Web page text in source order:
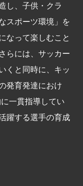
し、子供・クラ
スポーツ環境」を
なって楽しむこと
らには、サッカー
くと同時に、キッ
発育発達におけ
一貫指導してい
躍する選手の育成